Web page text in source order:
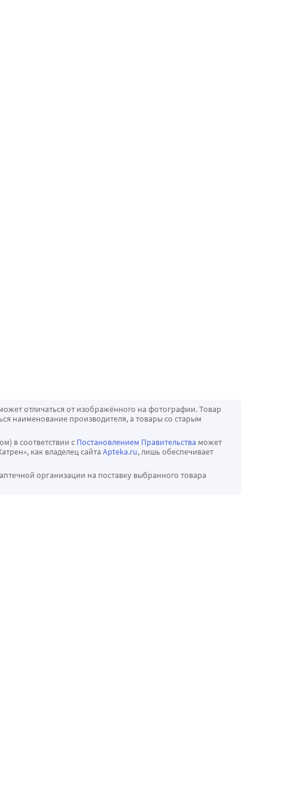
отличаться от изображённого на фотографии. Товар
наименование производителя, а товары со старым
в соответствии с Постановлением Правительства может
как владелец сайта Apteka.ru, лишь обеспечивает
организации на поставку выбранного товара